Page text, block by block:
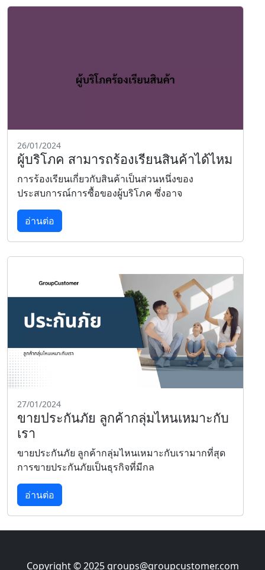
26/01/2024
ผู้บริโภค สามารถร้องเรียนสินค้าได้ไหม
การร้องเรียนเกี่ยวกับสินค้าเป็นส่วนหนึ่งของ
ประสบการณ์การซื้อของผู้บริโภค ซึ่งอาจ
อ่านต่อ
27/01/2024
ขายประกันภัย ลูกค้ากลุ่มไหนเหมาะกับ
เรา
ขายประกันภัย ลูกค้ากลุ่มไหนเหมาะกับเรามากที่สุด
การขายประกันภัยเป็นธุรกิจที่มีกล
อ่านต่อ
Copyright © 2025 groups@groupcustomer.com